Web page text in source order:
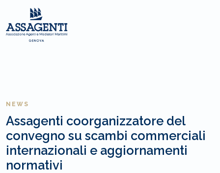
NEWS
Assagenti coorganizzatore del
convegno su scambi commerciali
internazionali e aggiornamenti
normativi